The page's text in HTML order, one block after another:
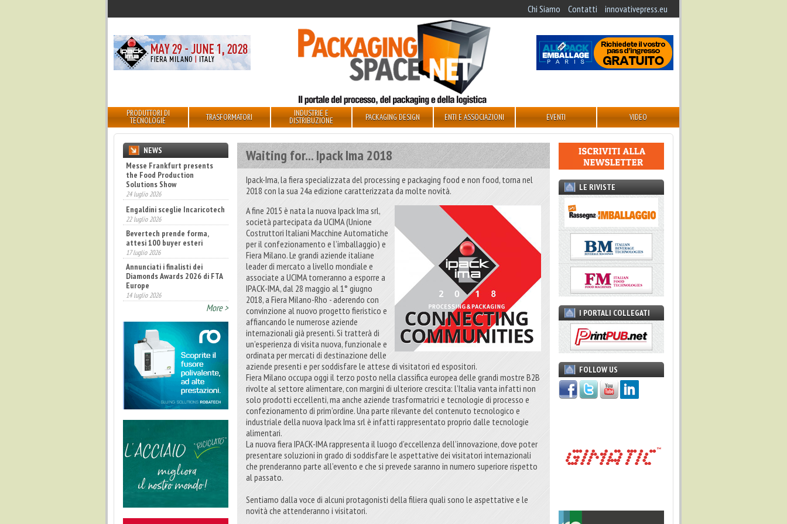
Chi Siamo Contatti innovativepress.eu
PRODUTTORI DI
TECNOLOGIE TRASFORMATORI INDUSTRIE E
DISTRIBUZIONE PACKAGING DESIGN ENTI E ASSOCIAZIONI EVENTI VIDEO
Waiting for... Ipack Ima 2018
Ipack-Ima, la fiera specializzata del processing e packaging food e non food, torna nel
2018 con la sua 24a edizione caratterizzata da molte novità.
A fine 2015 è nata la nuova Ipack Ima srl,
società partecipata da UCIMA (Unione
Costruttori Italiani Macchine Automatiche
per il confezionamento e l’imballaggio) e
Fiera Milano. Le grandi aziende italiane
leader di mercato a livello mondiale e
associate a UCIMA torneranno a esporre a
IPACK-IMA, dal 28 maggio al 1° giugno
2018, a Fiera Milano-Rho - aderendo con
convinzione al nuovo progetto fieristico e
affiancando le numerose aziende
internazionali già presenti. Si tratterà di
un’esperienza di visita nuova, funzionale e
ordinata per mercati di destinazione delle
aziende presenti e per soddisfare le attese di visitatori ed espositori.
Fiera Milano occupa oggi il terzo posto nella classifica europea delle grandi mostre B2B
rivolte al settore alimentare, con margini di ulteriore crescita: l’Italia vanta infatti non
solo prodotti eccellenti, ma anche aziende trasformatrici e tecnologie di processo e
confezionamento di prim’ordine. Una parte rilevante del contenuto tecnologico e
industriale della nuova Ipack Ima srl è infatti rappresentato proprio dalle tecnologie
alimentari.
La nuova fiera IPACK-IMA rappresenta il luogo d’eccellenza dell’innovazione, dove poter
presentare soluzioni in grado di soddisfare le aspettative dei visitatori internazionali
che prenderanno parte all’evento e che si prevede saranno in numero superiore rispetto
al passato.
Sentiamo dalla voce di alcuni protagonisti della filiera quali sono le aspettative e le
novità che attenderanno i visitatori.
NEWS
Engaldini sceglie Incaricotech
22 luglio 2026
Bevertech prende forma,
attesi 100 buyer esteri
17 luglio 2026
Annunciati i finalisti dei
Diamonds Awards 2026 di FTA
Europe
14 luglio 2026
Fatturato record per
l'industria cosmetica in Italia
10 luglio 2026
More >
LE RIVISTE
I PORTALI COLLEGATI
FOLLOW US